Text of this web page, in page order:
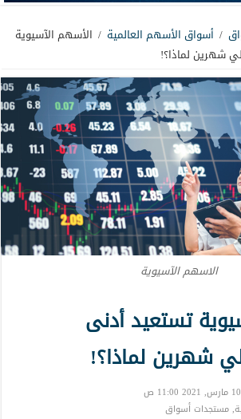
/ أسواق الأسهم العالمية / الأسهم الآسيوية
شهرين لماذا؟!
الاسهم الآسيوية
تستعيد أدنى
شهرين لماذا؟!
10 مارس, 2021 11:00 ص
,مستجدات أسواق